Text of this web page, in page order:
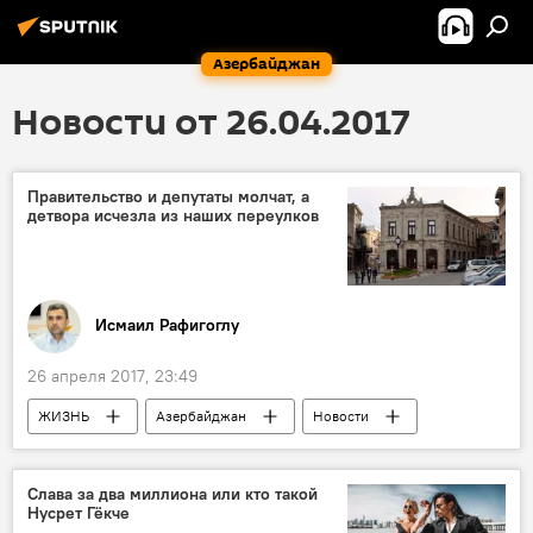
Азербайджан
Новости от 26.04.2017
Правительство и депутаты молчат, а
детвора исчезла из наших переулков
Исмаил Рафигоглу
26 апреля 2017, 23:49
ЖИЗНЬ Азербайджан
Новости
Колумнисты
Баку
ФИФА
Интернет
Слава за два миллиона или кто такой
Нусрет Гёкче